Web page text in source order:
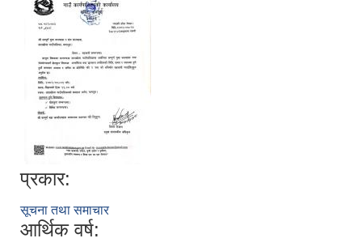
प्रकार:
सूचना तथा समाचार
आर्थिक वर्ष: